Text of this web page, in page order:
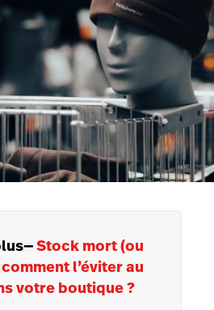
—Stock mort (ou
l’éviter au
votre boutique ?